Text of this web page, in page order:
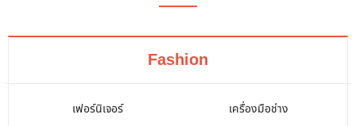
Fashion
เฟอร์นิเจอร์
เครื่องมือช่าง